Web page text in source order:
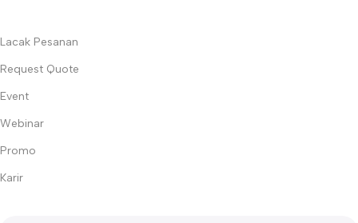
Lacak Pesanan
Request Quote
Event
Webinar
Promo
Karir